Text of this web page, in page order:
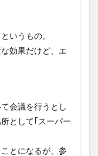
いうもの。
効果だけど、エ
会議を行うとし
として｢スーパー
とになるが、参